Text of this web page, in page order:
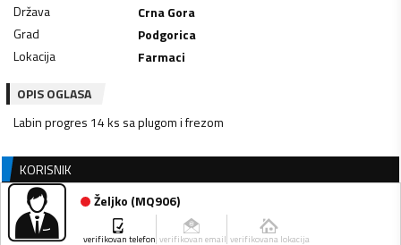
Država
Crna Gora
Grad
Podgorica
Lokacija
Farmaci
OPIS OGLASA
Labin progres 14 ks sa plugom i frezom
KORISNIK
Željko (MQ906)
verifikovan telefon verifikovan email verifikovana lokacija